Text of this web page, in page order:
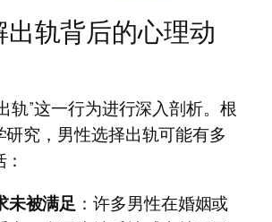
出轨背后的心理动
轨”这一行为进行深入剖析。根
究，男性选择出轨可能有多
未被满足 ：许多男性在婚姻或